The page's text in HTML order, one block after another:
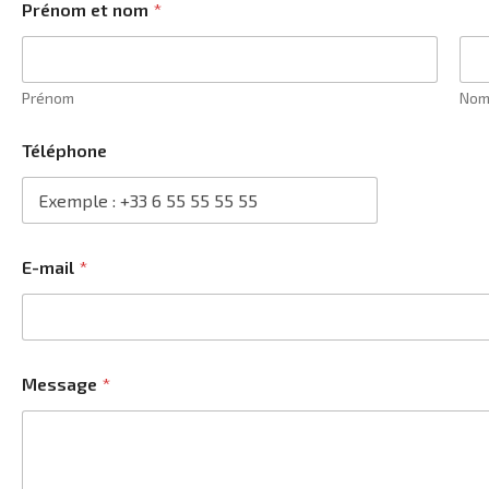
Prénom et nom *
Prénom
Téléphone
E-mail *
Message *